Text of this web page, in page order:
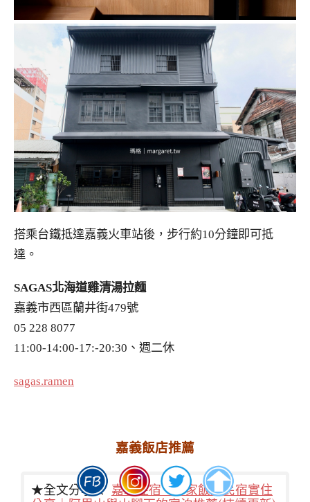
搭乘台鐵抵達嘉義火車站後，步行約10分鐘即可抵
達。
SAGAS北海道雞清湯拉麵
嘉義市西區蘭井街479號
05 228 8077
11:00-14:00-17:-20:30、週二休
sagas.ramen
嘉義飯店推薦
★全文分享★ 嘉義住宿。26家飯店民宿實住